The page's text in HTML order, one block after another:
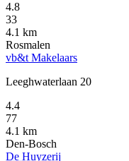
4.8
33
4.1 km
Rosmalen
vb&t Makelaars
Leeghwaterlaan 20
4.4
77
4.1 km
Den-Bosch
De Huyzerij